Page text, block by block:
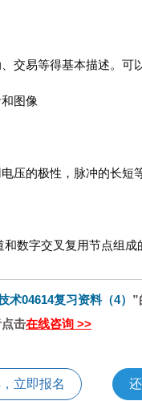
交易等得基本描述。可
图像
压的极性，脉冲的长短
数字交叉复用节点组成
术04614复习资料（4） ”
击在线咨询 >>
立即报名